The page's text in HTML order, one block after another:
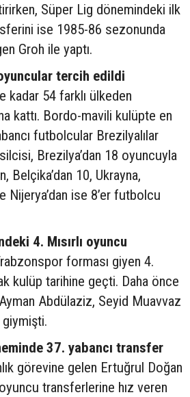
Süper Lig dönemindeki ilk
ise 1985-86 sezonunda
Groh ile yaptı.
tercih edildi
kadar 54 farklı ülkeden
kattı. Bordo-mavili kulüpte en
futbolcular Brezilyalılar
Brezilya’dan 18 oyuncuyla
Belçika’dan 10, Ukrayna,
Nijerya’dan ise 8’er futbolcu
4. Mısırlı oyuncu
forması giyen 4.
kulüp tarihine geçti. Daha önce
Abdülaziz, Seyid Muavvaz
37. yabancı transfer
görevine gelen Ertuğrul Doğan
transferlerine hız veren